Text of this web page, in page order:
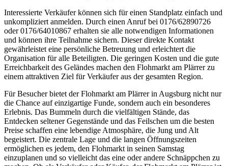
Interessierte Verkäufer können sich für einen Standplatz einfach und
unkompliziert anmelden. Durch einen Anruf bei 0176/62890726
oder 0176/64010867 erhalten sie alle notwendigen Informationen
und können ihre Teilnahme sichern. Dieser direkte Kontakt
gewährleistet eine persönliche Betreuung und erleichtert die
Organisation für alle Beteiligten. Die geringen Kosten und die gute
Erreichbarkeit des Geländes machen den Flohmarkt am Plärrer zu
einem attraktiven Ziel für Verkäufer aus der gesamten Region.
Für Besucher bietet der Flohmarkt am Plärrer in Augsburg nicht nur
die Chance auf einzigartige Funde, sondern auch ein besonderes
Erlebnis. Das Bummeln durch die vielfältigen Stände, das
Entdecken seltener Gegenstände und das Feilschen um die besten
Preise schaffen eine lebendige Atmosphäre, die Jung und Alt
begeistert. Die zentrale Lage und die langen Öffnungszeiten
ermöglichen es jedem, den Flohmarkt in seinen Samstag
einzuplanen und so vielleicht das eine oder andere Schnäppchen zu